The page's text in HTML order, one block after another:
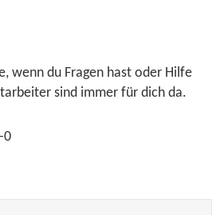
wenn du Fragen hast oder Hilfe
sind immer für dich da.
0